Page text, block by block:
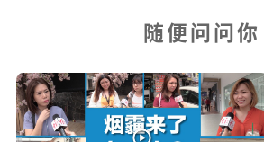
随便问问你